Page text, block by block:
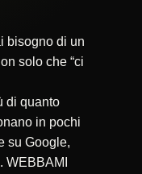
bisogno di un
solo che “ci
di quanto
in pochi
su Google,